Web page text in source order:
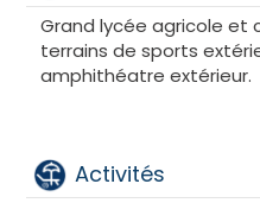
Grand lycée agricole et
terrains de sports
amphithéatre extérieur.
Activités